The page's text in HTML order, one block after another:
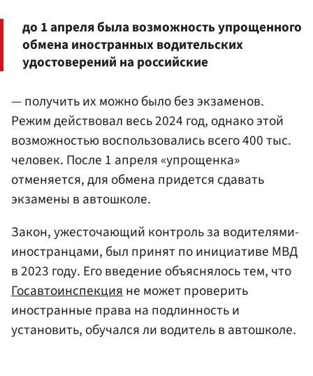
до 1 апреля была возможность упрощенного
обмена иностранных водительских
удостоверений на российские
— получить их можно было без экзаменов.
Режим действовал весь 2024 год, однако этой
возможностью воспользовались всего 400 тыс.
человек. После 1 апреля «упрощенка»
отменяется, для обмена придется сдавать
экзамены в автошколе.
Закон, ужесточающий контроль за водителями-
иностранцами, был принят по инициативе МВД
в 2023 году. Его введение объяснялось тем, что
Госавтоинспекцияне может проверить
иностранные права на подлинность и
установить, обучался ли водитель в автошколе.